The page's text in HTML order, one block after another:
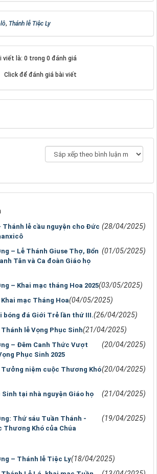
, Thánh lễ Tiệc Ly
viết là: 0 trong 0 đánh giá
Click để đánh giá bài viết
Thánh lễ cầu nguyện cho Đức (28/04/2025)
– Lễ Thánh Giuse Thợ, Bổn
Tân và Ca đoàn Giáo họ
(01/05/2025)
– Khai mạc tháng Hoa 2025(03/05/2025)
mạc Tháng Hoa(04/05/2025)
bóng đá Giới Trẻ lần thứ III.(26/04/2025)
lễ Vọng Phục Sinh(21/04/2025)
– Đêm Canh Thức Vượt
Phục Sinh 2025
(20/04/2025)
Tưởng niệm cuộc Thương Khó(20/04/2025)
Sinh tại nhà nguyện Giáo họ
(21/04/2025)
Thứ sáu Tuần Thánh -
Khó của Chúa
(19/04/2025)
– Thánh lễ Tiệc Ly(18/04/2025)